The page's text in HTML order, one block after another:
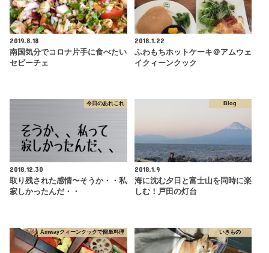
2019.8.18
南国気分でコロナ片手に食べたい
セビーチェ
2018.1.22
ふわもちホットケーキ＠アムウェ
イクィーンクック
今日のあれこれ
2018.12.30
取り残された感情〜そうか・・私
寂しかったんだ・・
Blog
2018.1.9
海に沈む夕日と富士山を同時に楽
しむ！戸田の灯台
Amwayクィーンクックで簡単料理 いきもの